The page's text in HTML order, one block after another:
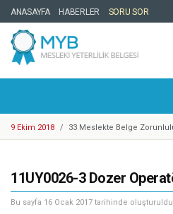
ANASAYFA HABERLER SORU SOR
9 Ekim 2018 /
33 Meslekte Belge
di25 Eylül 2018 /
Türkiye Yeterlilikler
rildi
14 Mayıs 2018 /
Motosikletli Kurye Taslak
11UY0026-3 Dozer
Bu sayfa 16 Ocak 2017 tarihinde